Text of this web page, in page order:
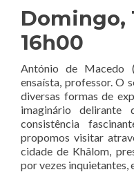
Domingo,
16h00
António de Macedo
ensaísta, professor. O
diversas formas de
imaginário
consistência
propomos visitar
cidade de Khâlom,
por vezes inquietantes,